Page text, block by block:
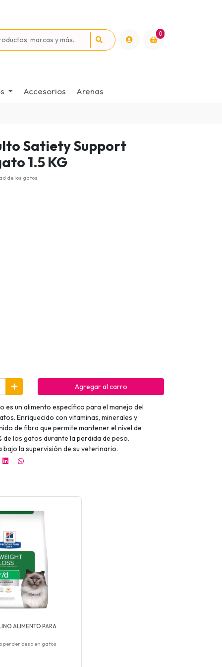
0
Accesorios Arenas
Satiety Support
1.5 KG
de los gatos
Agregar al carro
es un alimento específico para el manejo del
Enriquecido con vitaminas, minerales y
de fibra que permite mantener el nivel de
de los gatos durante la perdida de peso.
la supervisión de su veterinario.
ALIMENTO PARA
perder peso en gatos